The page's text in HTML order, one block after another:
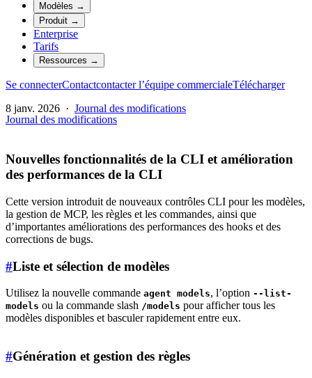
Modèles →
Produit →
Enterprise
Tarifs
Ressources →
Se connecterContactcontacter l’équipe commercialeTélécharger
8 janv. 2026 · Journal des modifications
Journal des modifications
Nouvelles fonctionnalités de la CLI et amélioration
des performances de la CLI
Cette version introduit de nouveaux contrôles CLI pour les modèles,
la gestion de MCP, les règles et les commandes, ainsi que
d’importantes améliorations des performances des hooks et des
corrections de bugs.
#Liste et sélection de modèles
Utilisez la nouvelle commande agent models, l’option --list-
models ou la commande slash /models pour afficher tous les
modèles disponibles et basculer rapidement entre eux.
#Génération et gestion des règles